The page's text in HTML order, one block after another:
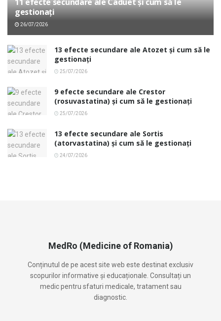
gestionați
26/07/2026
13 efecte secundare ale Atozet și cum să le
gestionați
25/07/2026
9 efecte secundare ale Crestor
(rosuvastatina) și cum să le gestionați
25/07/2026
13 efecte secundare ale Sortis
(atorvastatina) și cum să le gestionați
24/07/2026
MedRo (Medicine of Romania)
Conținutul de pe acest site web este destinat exclusiv
scopurilor informative și educaționale. Consultați un
medic pentru sfaturi medicale, tratament sau
diagnostic.